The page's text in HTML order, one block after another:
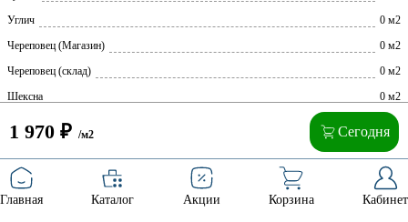
Углич
0 м2
Череповец (Магазин)
0 м2
Череповец (склад)
0 м2
Шексна
0 м2
1 970 ₽ /м2 Сегодня
Главная Каталог Акции Корзина Кабинет